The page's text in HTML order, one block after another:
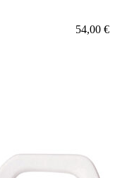
54,00 €